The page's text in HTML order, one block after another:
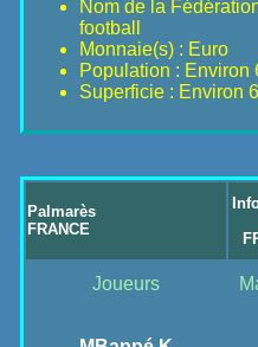
Nom de la
football
Monnaie(s) : Euro
Population : Environ
Superficie : Environ
Palmarès
FRANCE
Joueurs